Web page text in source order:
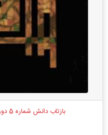
بازتاب دانش شماره 5 دوره دوم، شماره 5، پاییز 1386